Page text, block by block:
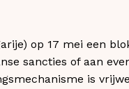
op 17 mei een
sancties of aan
is